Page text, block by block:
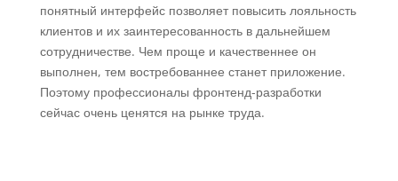
понятный интерфейс позволяет повысить лояльность
клиентов и их заинтересованность в дальнейшем
сотрудничестве. Чем проще и качественнее он
выполнен, тем востребованнее станет приложение.
Поэтому профессионалы фронтенд-разработки
сейчас очень ценятся на рынке труда.